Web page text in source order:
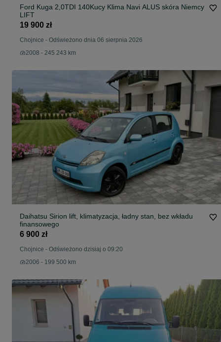
Ford Kuga 2,0TDI 140Kucy Klima Navi ALUS skóra Niemcy
LIFT
19 900 zł
Chojnice - Odświeżono dnia 06 sierpnia 2026
2008 - 245 243 km
Daihatsu Sirion lift, klimatyzacja, ładny stan, bez wkładu
finansowego
6 900 zł
Chojnice - Odświeżono dzisiaj o 09:20
2006 - 199 500 km